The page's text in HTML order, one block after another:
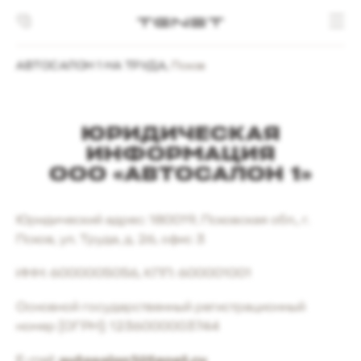
АВТОСАЛОН 1 НА ТРУДА, Псков
ЮРИДИЧЕСКАЯ
ИНФОРМАЦИЯ
ООО «АВТОСАЛОН 1»
Юридический адрес: 180019, Псковская обл., г.
Псков, ул. Труда, д. 26, офис 3
ИНН: 6000005056, КПП: 600001001
Основной государственный регистрационный
номер (ОГРН): 1236000003744